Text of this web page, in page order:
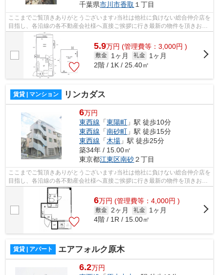
千葉県市川市香取 １丁目
ここまでご覧頂きありがとうございます♪当社は他社に負けない総合仲介店を
目指し、各沿線の各不動産会社様へ直接ご挨拶に行き最新の物件を頂きお客
様へ提供しております！最新の情報は...
5.9万円 (管理費等：3,000円 )
敷金 1ヶ月 礼金
1ヶ月
2階 / 1K / 25.40㎡
賃貸 | マンション リンカダス
6万円
東西線 「東陽町 」駅 徒歩10分
東西線 「南砂町 」駅 徒歩15分
東西線 「木場 」駅 徒歩25分
築34年 / 15.00㎡
東京都江東区南砂２丁目
ここまでご覧頂きありがとうございます♪当社は他社に負けない総合仲介店を
目指し、各沿線の各不動産会社様へ直接ご挨拶に行き最新の物件を頂きお客
様へ提供しております！最新の情報は...
6万円 (管理費等：4,000円 )
敷金 2ヶ月 礼金
1ヶ月
4階 / 1R / 15.00㎡
賃貸 | アパート エアフォルク原木
6.2万円